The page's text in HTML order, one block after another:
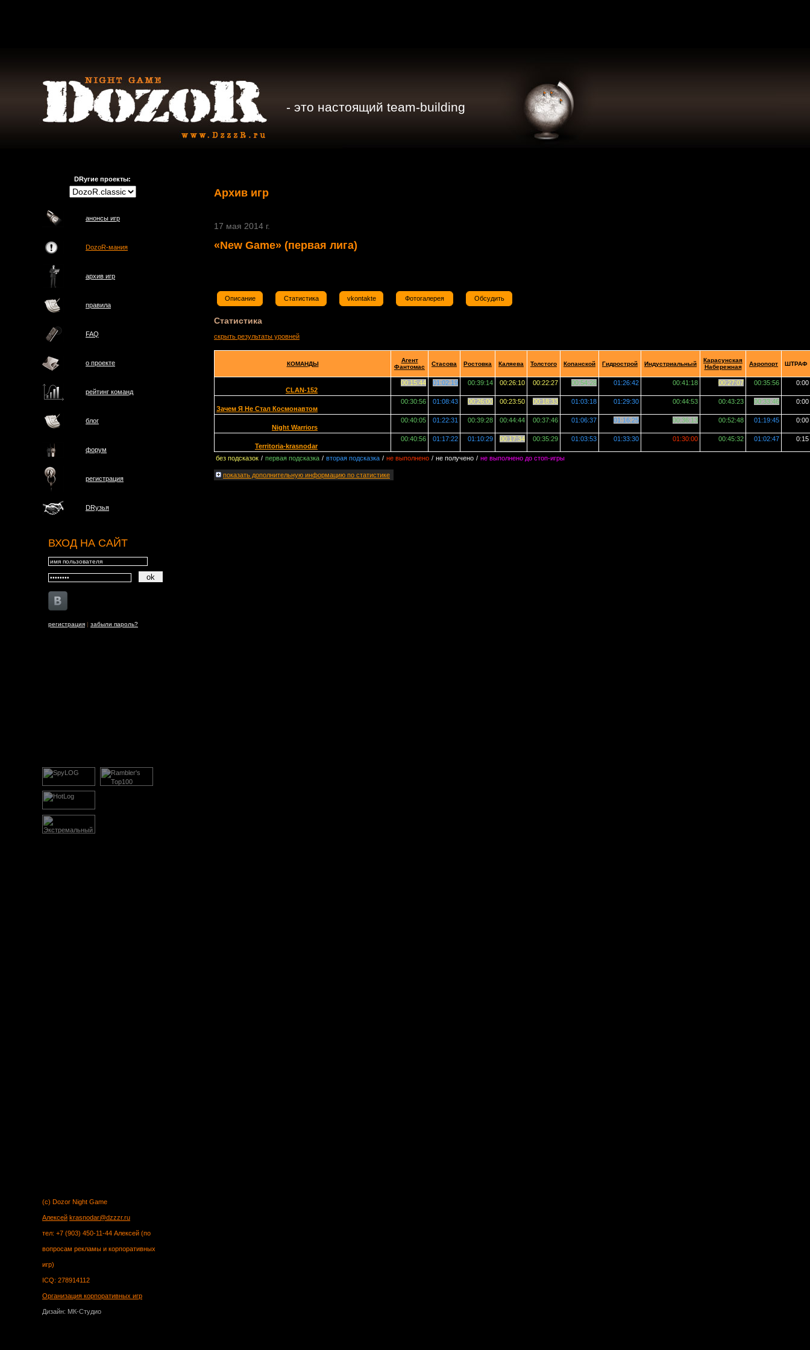
- это настоящий team-building
DRугие проекты:
анонсы игр
DozoR-мания
архив игр
правила
FAQ
о проектe
рейтинг команд
блог
форум
регистрация
DRузья
ВХОД НА САЙТ
регистрация | забыли пароль?
Архив игр
17 мая 2014 г.
«New Game» (первая лига)
Описание Статистика vkontakte Фотогалерея Обсудить
Статистика
скрыть результаты уровней
КОМАНДЫ
Агент
Фантомас
Стасова Ростовка Каляева Толстого Копанской Гидрострой Индустриальный
Карасунская
Набережная
Аэропорт ШТРАФ
CLAN-152
00:15:44 01:02:19 00:39:14 00:26:10 00:22:27 00:54:28 01:26:42 00:41:18 00:27:07 00:35:56 0:00
Зачем Я Не Стал Космонавтом
00:30:56 01:08:43 00:26:00 00:23:50 00:18:33 01:03:18 01:29:30 00:44:53 00:43:23 00:33:46 0:00
Night Warriors
00:40:05 01:22:31 00:39:28 00:44:44 00:37:46 01:06:37 01:16:25 00:36:13 00:52:48 01:19:45 0:00
Territoria-krasnodar
00:40:56 01:17:22 01:10:29 00:17:34 00:35:29 01:03:53 01:33:30 01:30:00 00:45:32 01:02:47 0:15
без подсказок / первая подсказка / вторая подсказка / не выполнено / не получено / не выполнено до стоп-игры
показать дополнительную информацию по статистике
(c) Dozor Night Game
Алексей krasnodar@dzzzr.ru
тел: +7 (903) 450-11-44 Алексей (по
вопросам рекламы и корпоративных
игр)
ICQ: 278914112
Организация корпоративных игр
Дизайн: МК-Студио